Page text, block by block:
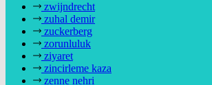
zwijndrecht
zuhal demir
zuckerberg
zorunluluk
ziyaret
zincirleme kaza
zenne nehri